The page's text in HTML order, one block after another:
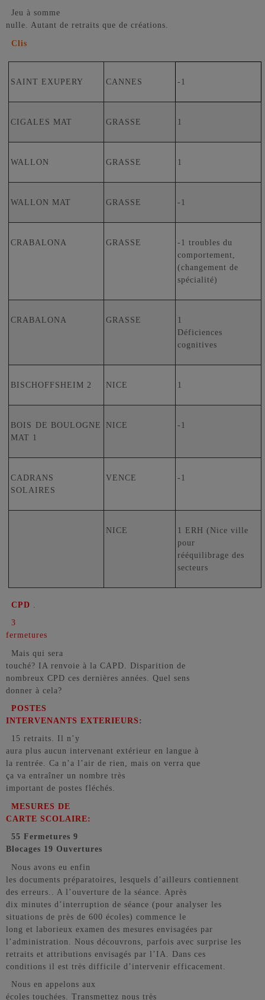
Jeu à somme
nulle. Autant de retraits que de créations.
Clis
SAINT EXUPERY CANNES -1
CIGALES MAT GRASSE 1
WALLON GRASSE 1
WALLON MAT GRASSE -1
CRABALONA GRASSE
-1 troubles du
comportement,
(changement de
spécialité)
CRABALONA GRASSE
1
Déficiences
cognitives
BISCHOFFSHEIM 2 NICE 1
BOIS DE BOULOGNE
MAT 1
NICE -1
CADRANS
SOLAIRES
VENCE -1
NICE
1 ERH (Nice ville
pour
rééquilibrage des
secteurs
CPD
3
fermetures
Mais qui sera
touché? IA renvoie à la CAPD. Disparition de
nombreux CPD ces dernières années. Quel sens
donner à cela?
POSTES
INTERVENANTS EXTERIEURS :
15 retraits. Il n’y
aura plus aucun intervenant extérieur en langue à
la rentrée. Ca n’a l’air de rien, mais on verra que
ça va entraîner un nombre très
important de postes fléchés.
MESURES DE
CARTE SCOLAIRE:
55 Fermetures 9
Blocages 19 Ouvertures
Nous avons eu enfin
les documents préparatoires, lesquels d’ailleurs contiennent
des erreurs.. A l’ouverture de la séance. Après
dix minutes d’interruption de séance (pour analyser les
situations de près de 600 écoles) commence le
long et laborieux examen des mesures envisagées par
l’administration. Nous découvrons, parfois avec surprise les
retraits et attributions envisagés par l’IA. Dans ces
conditions il est très difficile d’intervenir efficacement.
Nous en appelons aux
écoles touchées. Transmettez nous très